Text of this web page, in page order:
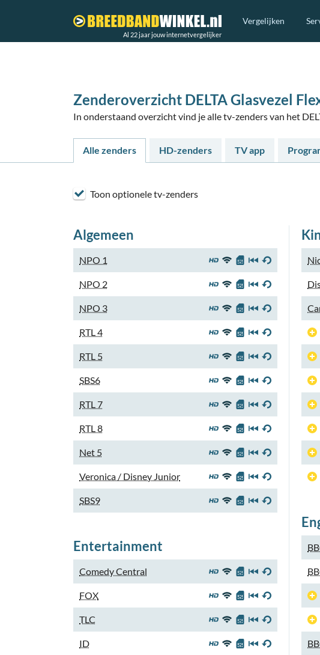
Al 22 jaar jouw internetvergelijker
Vergelijken
Zenderoverzicht DELTA Glasvezel
In onderstaand overzicht vind je alle tv-zenders van het
Alle zenders HD-zenders TV app
Toon optionele tv-zenders
Algemeen
NPO 1
NPO 2
NPO 3
RTL 4
RTL 5
SBS6
RTL 7
RTL 8
Net 5
Veronica / Disney Junior
SBS9
Entertainment
Comedy Central
FOX
TLC
ID